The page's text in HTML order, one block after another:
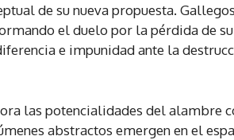
de su nueva propuesta.
el duelo por la pérdida de
e impunidad ante la
las potencialidades del alambre
abstractos emergen en el